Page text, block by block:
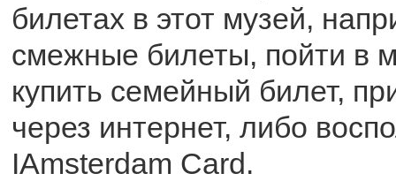
билетах в этот музей,
смежные билеты, пойти в
купить семейный билет,
через интернет, либо
IAmsterdam Card.